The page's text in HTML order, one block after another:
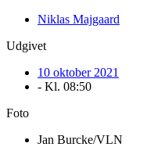
Niklas Majgaard
Udgivet
10 oktober 2021
- Kl. 08:50
Foto
Jan Burcke/VLN